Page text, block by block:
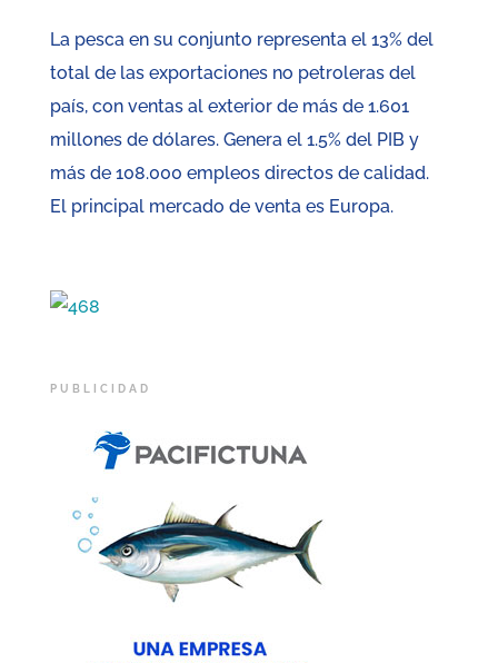
La pesca en su conjunto representa el 13% del
total de las exportaciones no petroleras del
país, con ventas al exterior de más de 1.601
millones de dólares. Genera el 1.5% del PIB y
más de 108.000 empleos directos de calidad.
El principal mercado de venta es Europa.